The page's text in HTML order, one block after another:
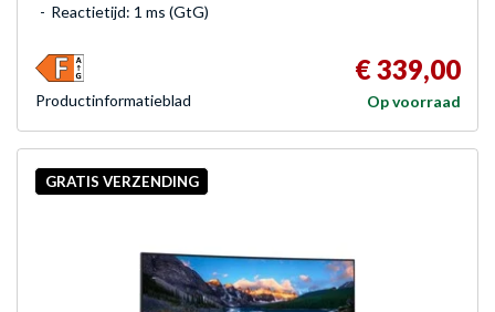
Reactietijd: 1 ms (GtG)
€ 339,00
Op voorraad
Product­informatieblad
GRATIS VERZENDING